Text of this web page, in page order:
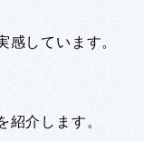
感しています。
紹介します。